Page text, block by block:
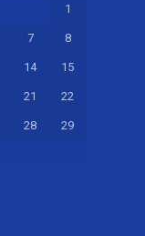
1
7 8
14 15
21 22
28 29